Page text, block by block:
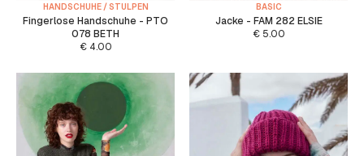
HANDSCHUHE / STULPEN
Fingerlose Handschuhe - PTO
078 BETH
€4.00
BASIC
Jacke - FAM 282 ELSIE
€5.00